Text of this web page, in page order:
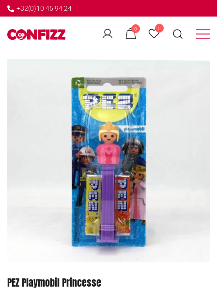
+32(0)10 45 94 24
0 0
← GO BACK
PEZ Playmobil Princesse